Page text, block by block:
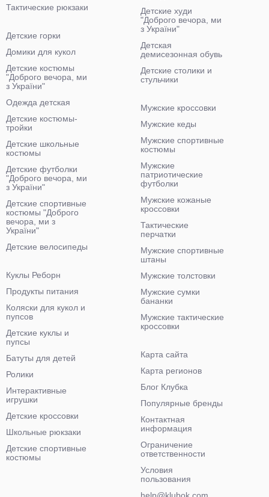
Тактические рюкзаки
Детские худи
"Доброго вечора, ми
з України"
Детская
демисезонная обувь
Детские столики и
стульчики
Детские горки
Домики для кукол
Детские костюмы
"Доброго вечора, ми
з України"
Одежда детская
Детские костюмы-
тройки
Детские школьные
костюмы
Детские футболки
"Доброго вечора, ми
з України"
Детские спортивные
костюмы "Доброго
вечора, ми з
України"
Детские велосипеды
Мужские кроссовки
Мужские кеды
Мужские спортивные
костюмы
Мужские
патриотические
футболки
Мужские кожаные
кроссовки
Тактические
перчатки
Мужские спортивные
штаны
Мужские толстовки
Мужские сумки
бананки
Мужские тактические
кроссовки
Куклы Реборн
Продукты питания
Коляски для кукол и
пупсов
Детские куклы и
пупсы
Батуты для детей
Ролики
Интерактивные
игрушки
Детские кроссовки
Школьные рюкзаки
Детские спортивные
костюмы
Карта сайта
Карта регионов
Блог Клубка
Популярные бренды
Контактная
информация
Ограничение
ответственности
Условия
пользования